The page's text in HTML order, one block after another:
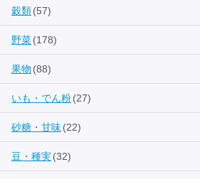
穀類(57)
野菜(178)
果物 (88)
いも・でん粉(27)
砂糖・甘味(22)
豆・種実(32)